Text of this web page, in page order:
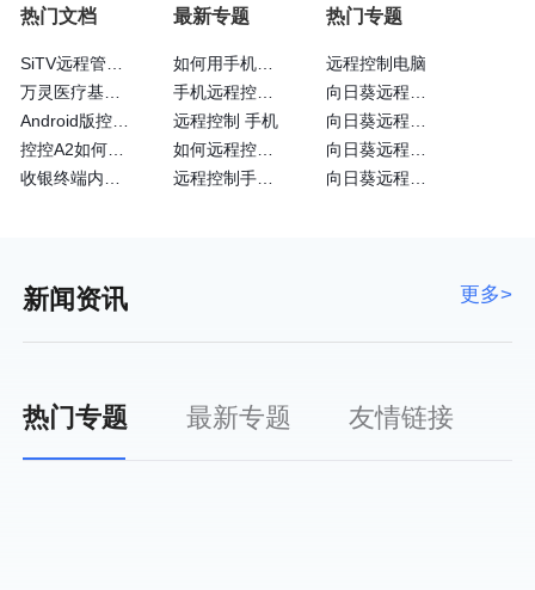
热门文档
万灵医疗基于向日葵的眼科远程诊断系统
Android版控制端常见问题
控控A2如何通过4G网卡上网
最新专题
远程控制 手机
热门专题
远程控制电脑
新闻资讯 更多>
热门专题 最新专题 友情链接